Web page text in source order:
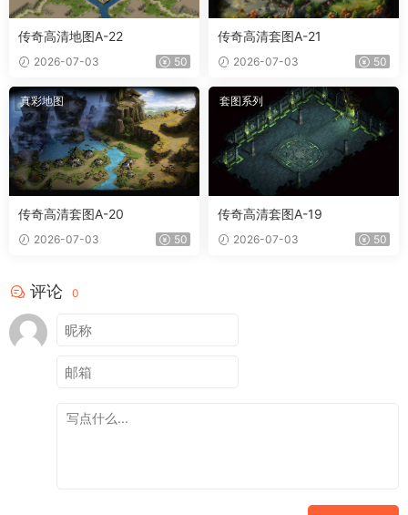
传奇高清地图A-22
2026-07-03 50
传奇高清套图A-21
2026-07-03 50
真彩地图
传奇高清套图A-20
2026-07-03 50
套图系列
传奇高清套图A-19
2026-07-03 50
评论 0